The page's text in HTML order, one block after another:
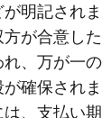
が​明記され
方が​合意し
、​万が​一
確保されま
、​支払い​